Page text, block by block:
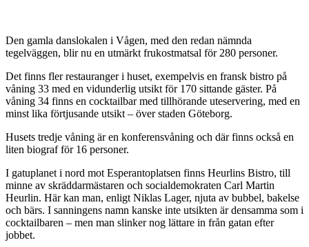
Den gamla danslokalen i Vågen, med den redan nämnda
tegelväggen, blir nu en utmärkt frukostmatsal för 280 personer.
Det finns fler restauranger i huset, exempelvis en fransk bistro på
våning 33 med en vidunderlig utsikt för 170 sittande gäster. På
våning 34 finns en cocktailbar med tillhörande uteservering, med en
minst lika förtjusande utsikt – över staden Göteborg.
Husets tredje våning är en konferensvåning och där finns också en
liten biograf för 16 personer.
I gatuplanet i nord mot Esperantoplatsen finns Heurlins Bistro, till
minne av skräddarmästaren och socialdemokraten Carl Martin
Heurlin. Här kan man, enligt Niklas Lager, njuta av bubbel, bakelse
och bärs. I sanningens namn kanske inte utsikten är densamma som i
cocktailbaren – men man slinker nog lättare in från gatan efter
jobbet.